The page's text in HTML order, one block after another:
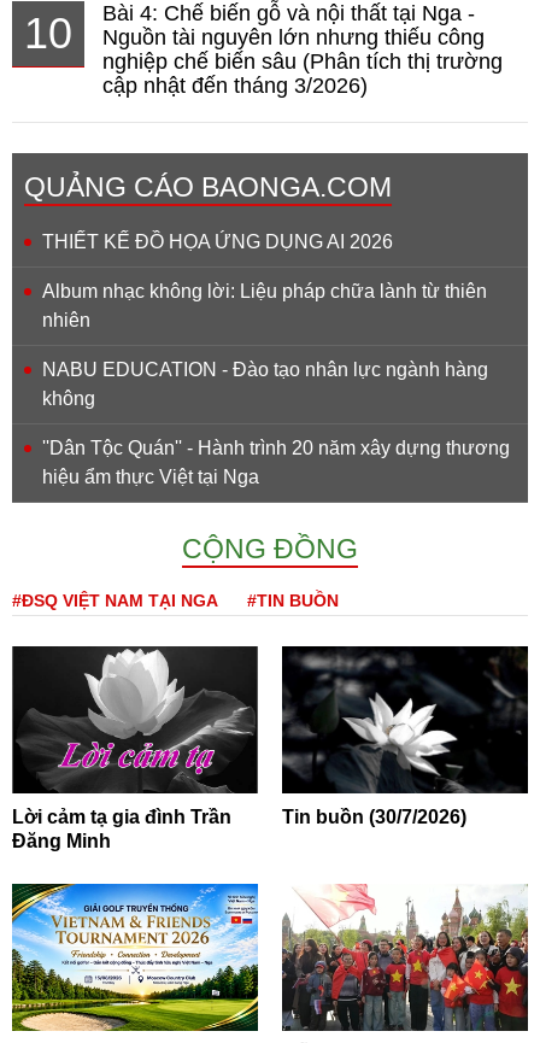
10
Bài 4: Chế biến gỗ và nội thất tại Nga -
Nguồn tài nguyên lớn nhưng thiếu công
nghiệp chế biến sâu (Phân tích thị trường
cập nhật đến tháng 3/2026)
QUẢNG CÁO BAONGA.COM
THIẾT KẾ ĐỒ HỌA ỨNG DỤNG AI 2026
Album nhạc không lời: Liệu pháp chữa lành từ thiên
nhiên
NABU EDUCATION - Đào tạo nhân lực ngành hàng
không
''Dân Tộc Quán'' - Hành trình 20 năm xây dựng thương
hiệu ẩm thực Việt tại Nga
CỘNG ĐỒNG
#ĐSQ VIỆT NAM TẠI NGA #TIN BUỒN
Lời cảm tạ gia đình Trần
Đăng Minh
Tin buồn (30/7/2026)